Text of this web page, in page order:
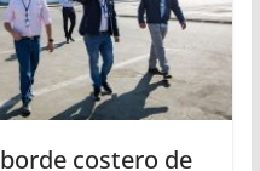
costero de